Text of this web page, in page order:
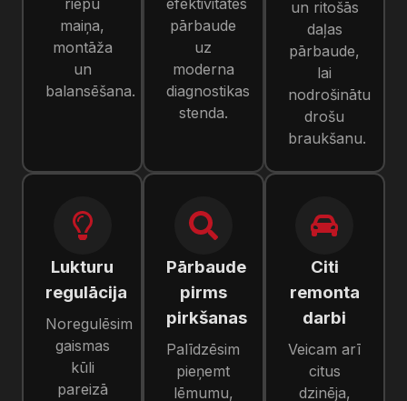
maiņa,
montāža
un
balansēšana.
pārbaude
uz
moderna
diagnostikas
stenda.
un ritošās
daļas
pārbaude,
lai
nodrošinātu
drošu
braukšanu.
Lukturu
regulācija
Noregulēsim
gaismas
kūli
pareizā
Pārbaude
pirms
pirkšanas
Palīdzēsim
pieņemt
lēmumu,
Citi
remonta
darbi
Veicam arī
citus
dzinēja,